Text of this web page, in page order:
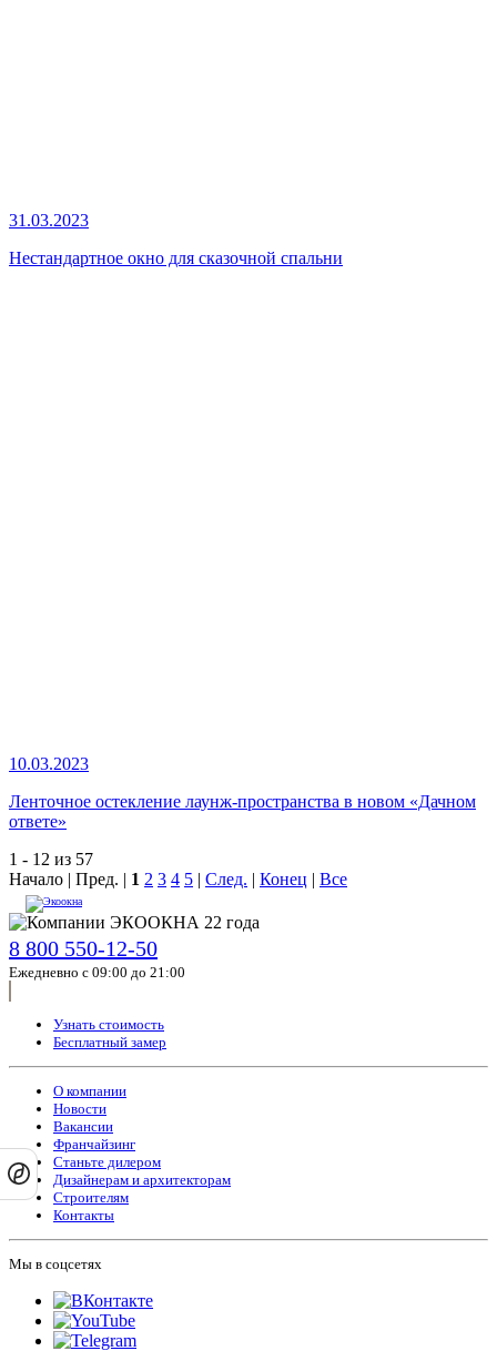
31.03.2023
Нестандартное окно для сказочной спальни
10.03.2023
Ленточное остекление лаунж-пространства в новом «Дачном
ответе»
1 - 12 из 57
Начало | Пред. | 1 2 3 4 5 | След. | Конец | Все
8 800 550-12-50
Ежедневно с 09:00 до 21:00
Узнать стоимость
Бесплатный замер
О компании
Новости
Вакансии
Франчайзинг
Станьте дилером
Дизайнерам и архитекторам
Строителям
Контакты
Мы в соцсетях